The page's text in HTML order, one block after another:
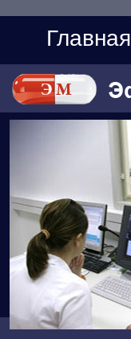
Главная